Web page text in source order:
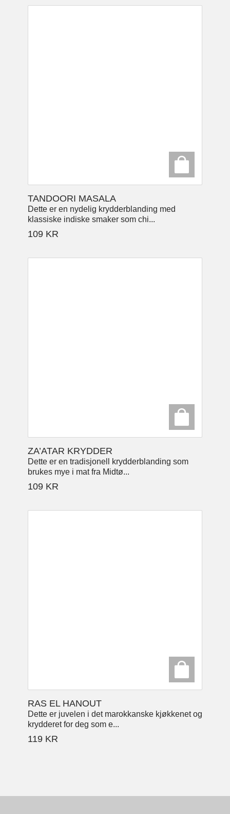
TANDOORI MASALA
Dette er en nydelig krydderblanding med
klassiske indiske smaker som chi...
109 KR
ZA’ATAR KRYDDER
Dette er en tradisjonell krydderblanding som
brukes mye i mat fra Midtø...
109 KR
RAS EL HANOUT
Dette er juvelen i det marokkanske kjøkkenet og
krydderet for deg som e...
119 KR